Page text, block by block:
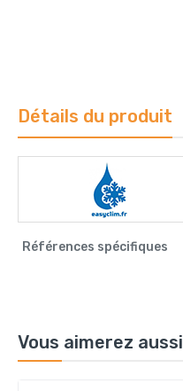
Détails du produit
Références spécifiques
Vous aimerez aussi